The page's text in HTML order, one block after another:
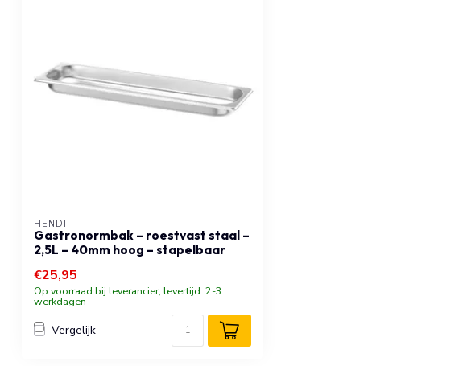
HENDI
Gastronormbak – roestvast staal –
2,5L – 40mm hoog – stapelbaar
€25,95
Op voorraad bij leverancier, levertijd: 2-3
werkdagen
Vergelijk